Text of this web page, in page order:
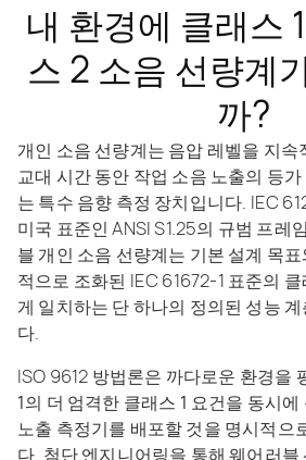
내 환경에 클래스
스 2 소음 선량계
까?
개인 소음 선량계는 음압 레벨을 지속
교대 시간 동안 작업 소음 노출의 등
는 특수 음향 측정 장치입니다. IEC
미국 표준인 ANSI S1.25의 규범 프레
블 개인 소음 선량계는 기본 설계 목
적으로 조화된 IEC 61672-1 표준의
게 일치하는 단 하나의 정의된 성능
다.
ISO 9612 방법론은 까다로운 환경을
1의 더 엄격한 클래스 1 요건을 동시에
노출 측정기를 배포할 것을 명시적으
다. 첨단 엔지니어링을 통해 웨어러